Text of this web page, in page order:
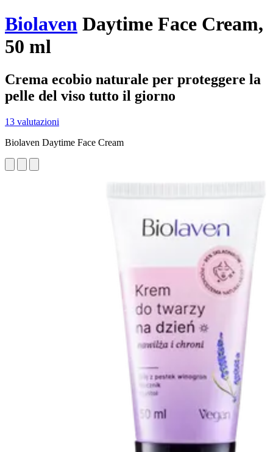
Biolaven Daytime Face Cream,
50 ml
Crema ecobio naturale per proteggere la
pelle del viso tutto il giorno
13 valutazioni
Biolaven Daytime Face Cream